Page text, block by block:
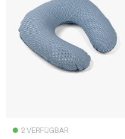
2 VERFÜGBAR